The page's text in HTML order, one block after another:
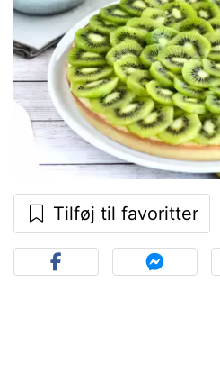
Tilføj til favoritter